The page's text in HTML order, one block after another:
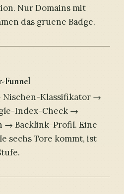
Nur Domains mit
das gruene Badge.
Funnel
Klassifikator →
Index-Check →
→ Backlink-Profil. Eine
sechs Tore kommt, ist